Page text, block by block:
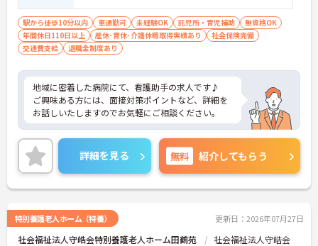
駅から徒歩10分以内 車通勤可 未経験OK 託児所・育児補助
無資格OK
年間休日110日以上
産休･育休･介護休暇取得実績あり
社会保険完備
交通費支給
退職金制度あり
地域に密着した病院にて、看護助手の求人です♪
ご興味ある方には、面接対策ポイントなど、詳細を
お話しいたしますのでお気軽にご相談ください。
詳細を見る 無料 紹介してもらう
特別養護老人ホーム（特養） 更新日：2026年07月27日
社会福祉法人守皓会特別養護老人ホーム田鶴苑 社会福祉法人守皓会